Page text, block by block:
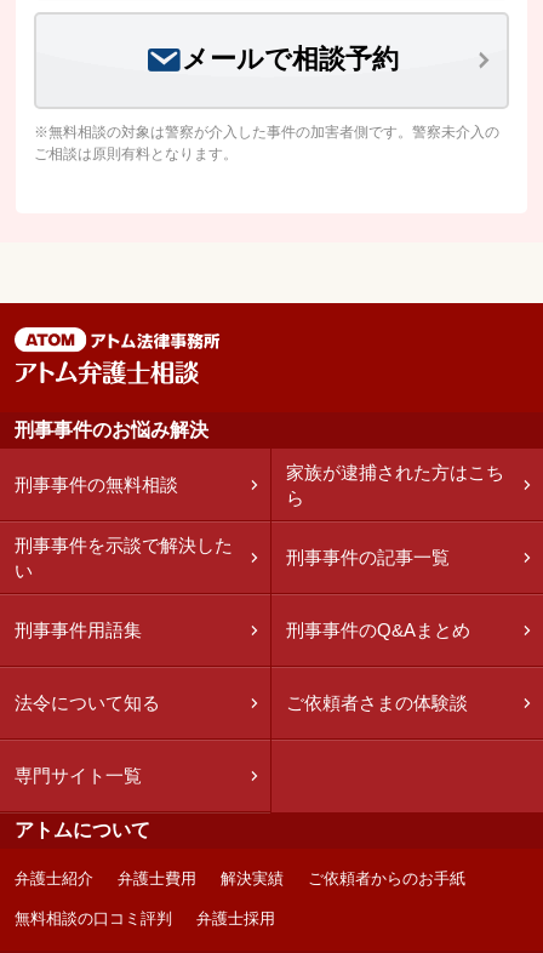
メールで相談予約
※無料相談の対象は警察が介入した事件の加害者側です。警察未介入の
ご相談は原則有料となります。
刑事事件のお悩み解決
刑事事件の無料相談
家族が逮捕された方はこち
ら
刑事事件を示談で解決した
い
刑事事件の記事一覧
刑事事件用語集 刑事事件のQ&Aまとめ
法令について知る ご依頼者さまの体験談
専門サイト一覧
アトムについて
弁護士紹介 弁護士費用 解決実績 ご依頼者からのお手紙
無料相談の口コミ評判 弁護士採用